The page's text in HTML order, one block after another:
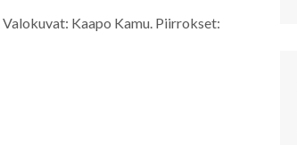
Valokuvat: Kaapo Kamu. Piirrokset: